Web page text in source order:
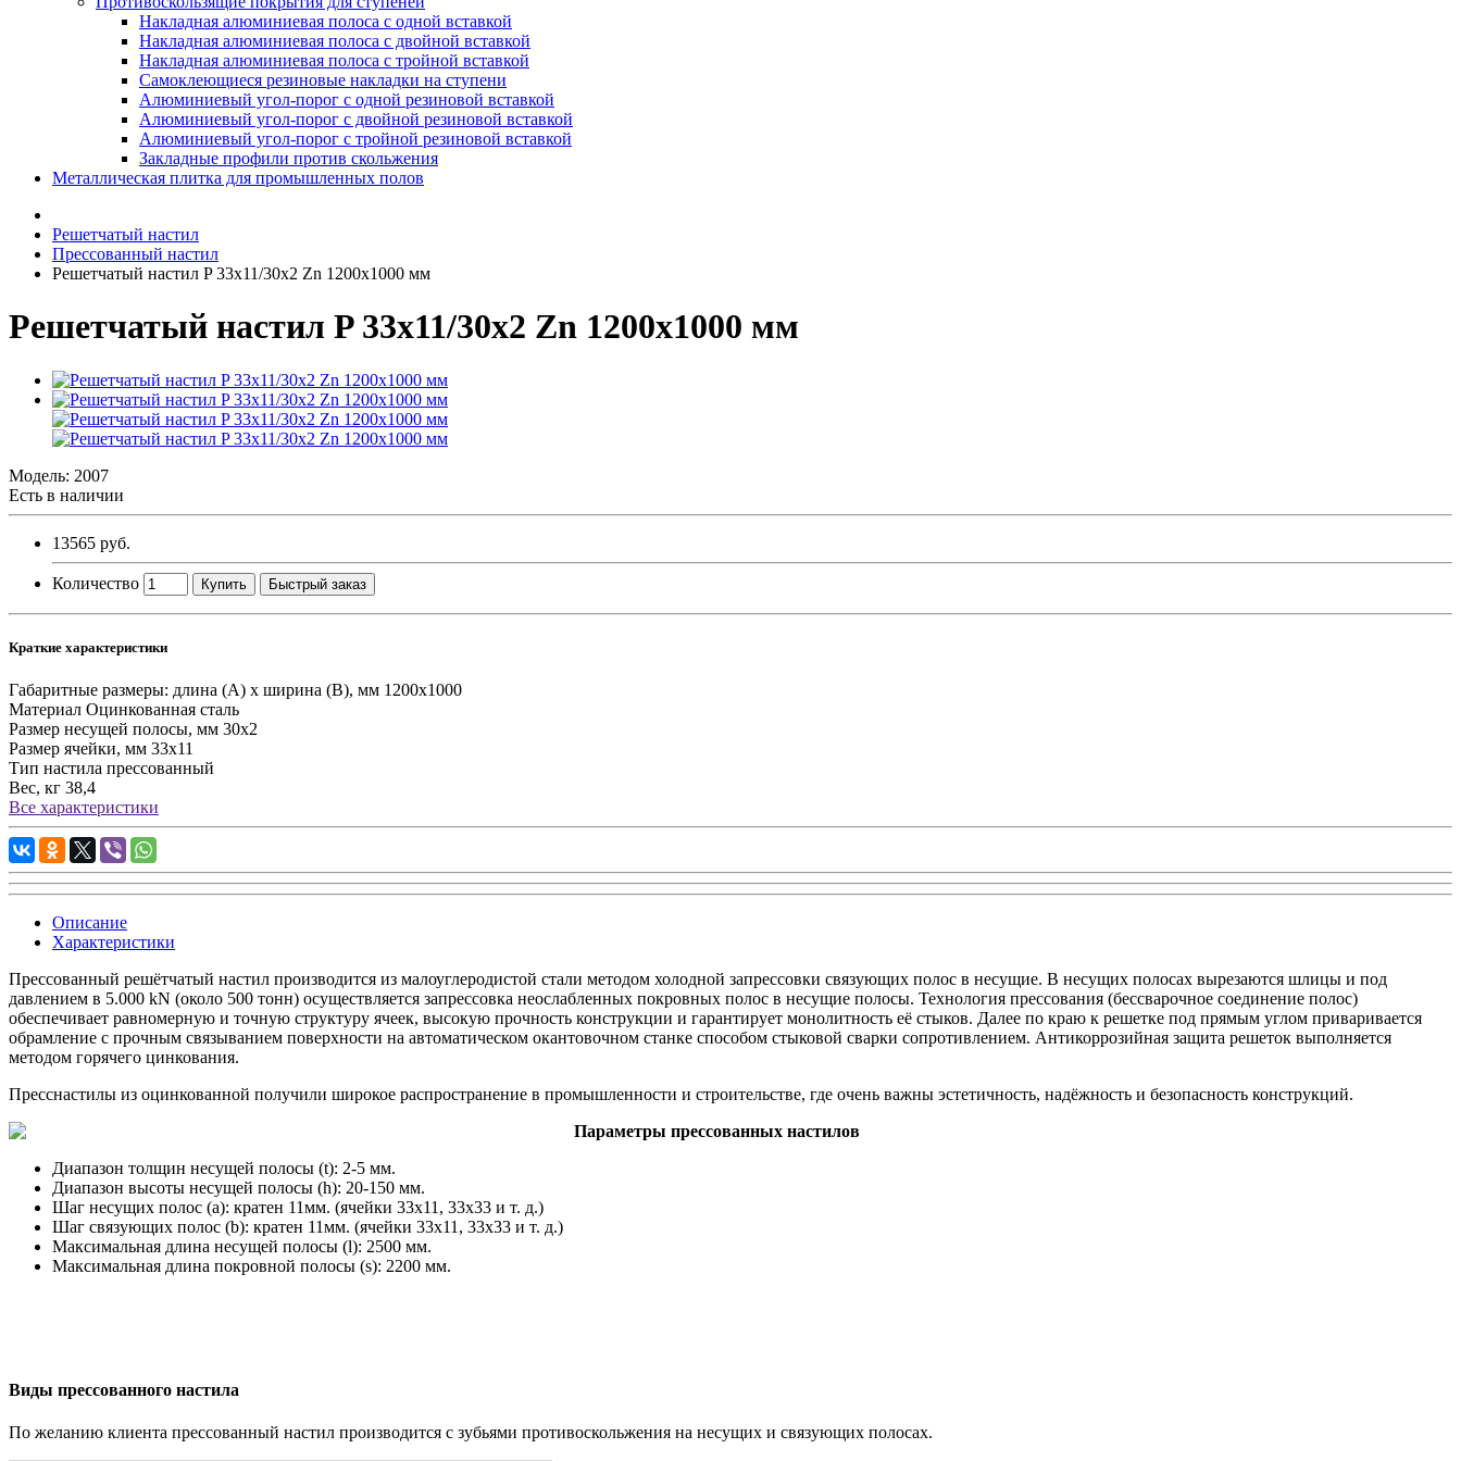
Накладная алюминиевая полоса с одной вставкой
Накладная алюминиевая полоса с двойной вставкой
Накладная алюминиевая полоса с тройной вставкой
Самоклеющиеся резиновые накладки на ступени
Алюминиевый угол-порог с одной резиновой вставкой
Алюминиевый угол-порог с двойной резиновой вставкой
Алюминиевый угол-порог с тройной резиновой вставкой
Закладные профили против скольжения
Металлическая плитка для промышленных полов
Решетчатый настил
Прессованный настил
Решетчатый настил P 33х11/30х2 Zn 1200х1000 мм
Решетчатый настил P 33х11/30х2 Zn 1200х1000 мм
Модель: 2007
Есть в наличии
13565 руб.
Количество Купить Быстрый заказ
Краткие характеристики
Габаритные размеры: длина (А) х ширина (В), мм 1200х1000
Материал Оцинкованная сталь
Размер несущей полосы, мм 30х2
Размер ячейки, мм 33х11
Тип настила прессованный
Вес, кг 38,4
Все характеристики
Описание
Характеристики
Прессованный решётчатый настил производится из малоуглеродистой стали методом холодной запрессовки связующих полос в несущие. В несущих полосах вырезаются шлицы и под
давлением в 5.000 kN (около 500 тонн) осуществляется запрессовка неослабленных покровных полос в несущие полосы. Технология прессования (бессварочное соединение полос)
обеспечивает равномерную и точную структуру ячеек, высокую прочность конструкции и гарантирует монолитность её стыков. Далее по краю к решетке под прямым углом приваривается
обрамление с прочным связыванием поверхности на автоматическом окантовочном станке способом стыковой сварки сопротивлением. Антикоррозийная защита решеток выполняется
методом горячего цинкования.
Пресснастилы из оцинкованной получили широкое распространение в промышленности и строительстве, где очень важны эстетичность, надёжность и безопасность конструкций.
Параметры прессованных настилов
Диапазон толщин несущей полосы (t): 2-5 мм.
Диапазон высоты несущей полосы (h): 20-150 мм.
Шаг несущих полос (a): кратен 11мм. (ячейки 33х11, 33х33 и т. д.)
Шаг связующих полос (b): кратен 11мм. (ячейки 33х11, 33х33 и т. д.)
Максимальная длина несущей полосы (l): 2500 мм.
Максимальная длина покровной полосы (s): 2200 мм.
Виды прессованного настила
По желанию клиента прессованный настил производится с зубьями противоскольжения на несущих и связующих полосах.